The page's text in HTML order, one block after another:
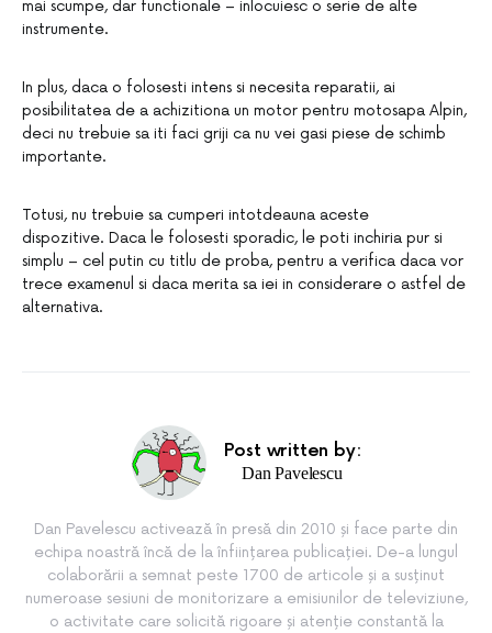
mai scumpe, dar functionale – inlocuiesc o serie de alte
instrumente.
In plus, daca o folosesti intens si necesita reparatii, ai
posibilitatea de a achizitiona un motor pentru motosapa Alpin,
deci nu trebuie sa iti faci griji ca nu vei gasi piese de schimb
importante.
Totusi, nu trebuie sa cumperi intotdeauna aceste
dispozitive. Daca le folosesti sporadic, le poti inchiria pur si
simplu – cel putin cu titlu de proba, pentru a verifica daca vor
trece examenul si daca merita sa iei in considerare o astfel de
alternativa.
Post written by:
Dan Pavelescu
Dan Pavelescu activează în presă din 2010 și face parte din
echipa noastră încă de la înființarea publicației. De-a lungul
colaborării a semnat peste 1700 de articole și a susținut
numeroase sesiuni de monitorizare a emisiunilor de televiziune,
o activitate care solicită rigoare și atenție constantă la